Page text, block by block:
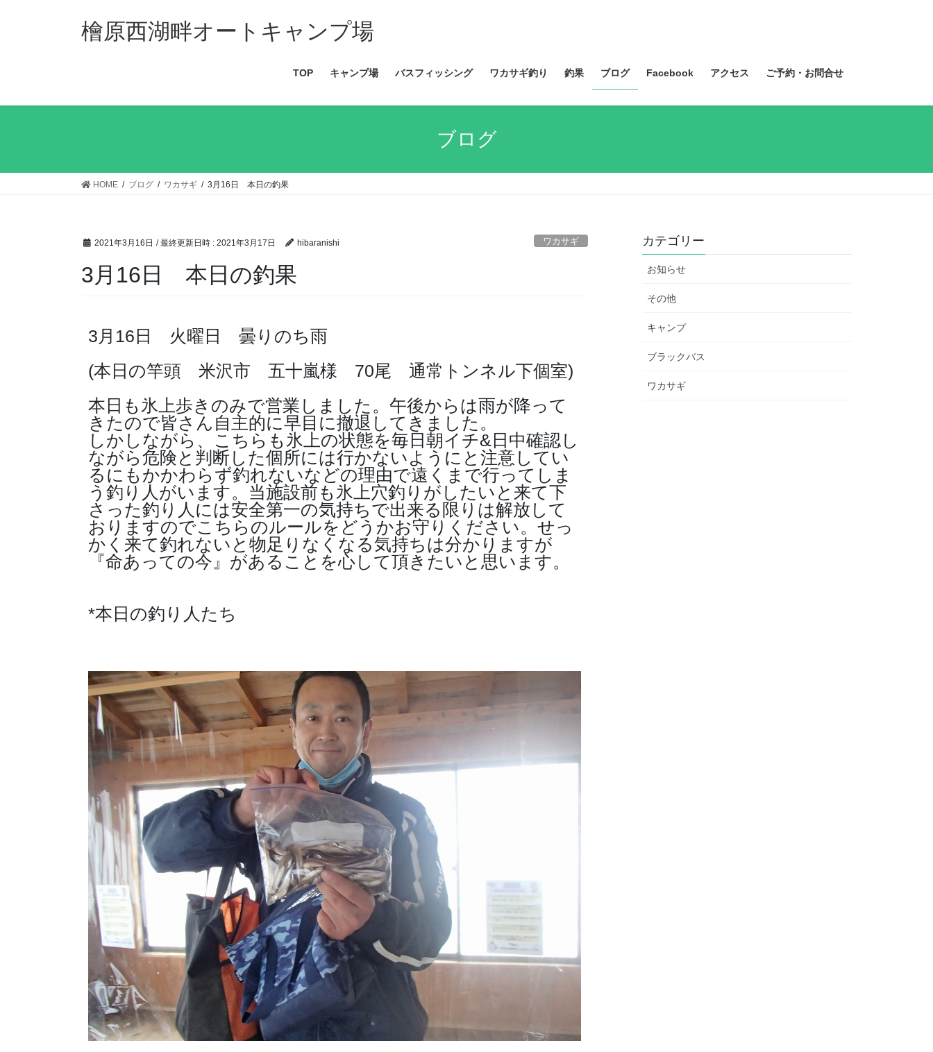
檜原西湖畔オートキャンプ場
TOP キャンプ場 バスフィッシング ワカサギ釣り 釣果 ブログ Facebook アクセス ご予約・お問合せ
ブログ
HOME ブログ ワカサギ 3月16日 本日の釣果
2021年3月16日 / 最終更新日時 : 2021年3月17日 hibaranishi ワカサギ
3月16日 本日の釣果
3月16日 火曜日 曇りのち雨
(本日の竿頭 米沢市 五十嵐様 70尾 通常トンネル下個室)
本日も氷上歩きのみで営業しました。午後からは雨が降って
きたので皆さん自主的に早目に撤退してきました。
しかしながら、こちらも氷上の状態を毎日朝イチ&日中確認し
ながら危険と判断した個所には行かないようにと注意してい
るにもかかわらず釣れないなどの理由で遠くまで行ってしま
う釣り人がいます。当施設前も氷上穴釣りがしたいと来て下
さった釣り人には安全第一の気持ちで出来る限りは解放して
おりますのでこちらのルールをどうかお守りください。せっ
かく来て釣れないと物足りなくなる気持ちは分かりますが
『命あっての今』があることを心して頂きたいと思います。
*本日の釣り人たち
カテゴリー
お知らせ
その他
キャンプ
ブラックバス
ワカサギ